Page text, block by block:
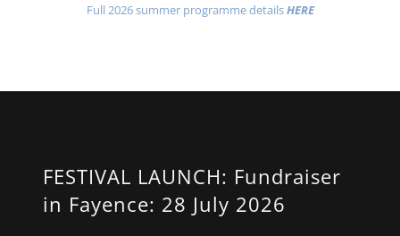
Full 2026 summer programme detailsHERE
FESTIVAL LAUNCH: Fundraiser
in Fayence: 28 July 2026